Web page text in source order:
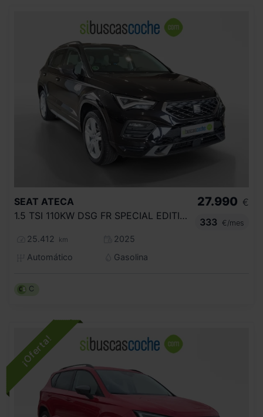
SEAT ATECA
1.5 TSI 110KW DSG FR SPECIAL EDITION
25.412 km
2025
Automático
Gasolina
27.990 €
333
€/mes
C